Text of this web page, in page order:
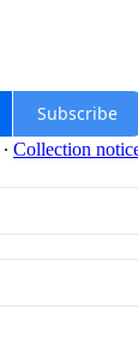
Subscribe
∙ Collection